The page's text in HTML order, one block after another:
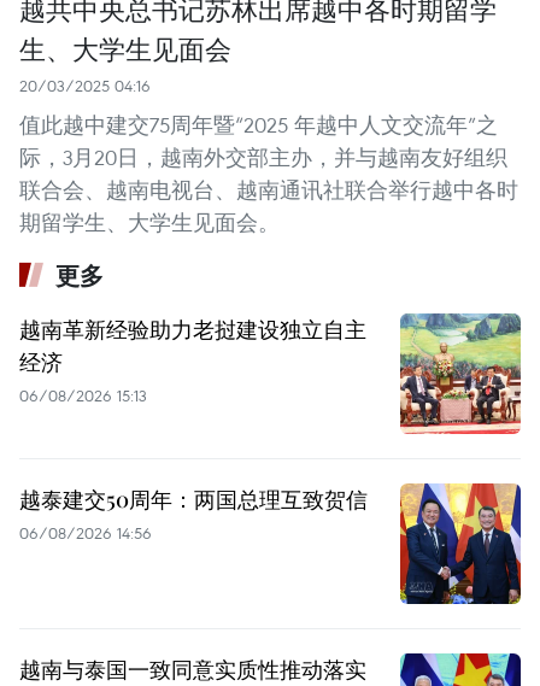
越共中央总书记苏林出席越中各时期留学
生、大学生见面会
20/03/2025 04:16
值此越中建交75周年暨“2025 年越中人文交流年”之
际，3月20日，越南外交部主办，并与越南友好组织
联合会、越南电视台、越南通讯社联合举行越中各时
期留学生、大学生见面会。
更多
越南革新经验助力老挝建设独立自主
经济
06/08/2026 15:13
越泰建交50周年：两国总理互致贺信
06/08/2026 14:56
越南与泰国一致同意实质性推动落实